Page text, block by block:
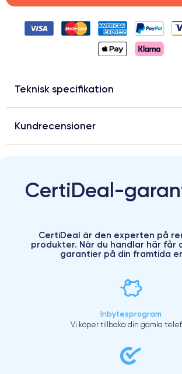
Teknisk specifikation
Kundrecensioner
CertiDeal-
CertiDeal är den experten på
produkter. När du handlar här får
garantier på din framtida
Inbytesprogram
Vi köper tillbaka din gamla